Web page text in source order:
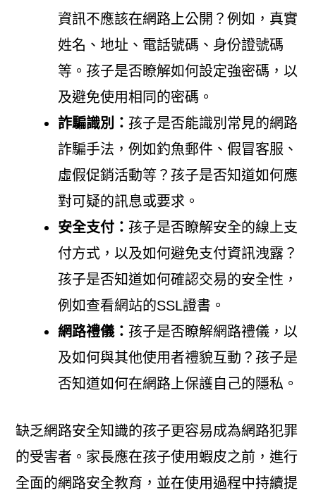
資訊不應該在網路上公開？例如，真實
姓名、地址、電話號碼、身份證號碼
等。孩子是否瞭解如何設定強密碼，以
及避免使用相同的密碼。
詐騙識別： 孩子是否能識別常見的網路
詐騙手法，例如釣魚郵件、假冒客服、
虛假促銷活動等？孩子是否知道如何應
對可疑的訊息或要求。
安全支付： 孩子是否瞭解安全的線上支
付方式，以及如何避免支付資訊洩露？
孩子是否知道如何確認交易的安全性，
例如查看網站的SSL證書。
網路禮儀： 孩子是否瞭解網路禮儀，以
及如何與其他使用者禮貌互動？孩子是
否知道如何在網路上保護自己的隱私。
缺乏網路安全知識的孩子更容易成為網路犯罪
的受害者。家長應在孩子使用蝦皮之前，進行
全面的網路安全教育，並在使用過程中持續提